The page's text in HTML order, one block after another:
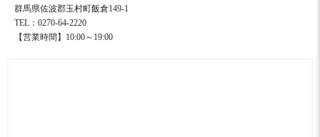
群馬県佐波郡玉村町飯倉149-1
TEL：0270-64-2220
【営業時間】10:00～19:00